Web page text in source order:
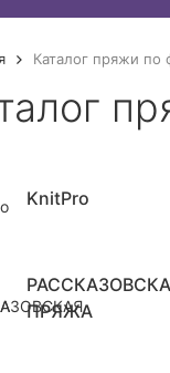
Каталог пряжи по
KnitPro
ПРЯЖА